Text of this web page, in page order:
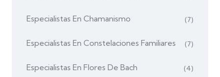
Especialistas En Chamanismo (7)
Especialistas En Constelaciones Familiares (7)
Especialistas En Flores De Bach (4)